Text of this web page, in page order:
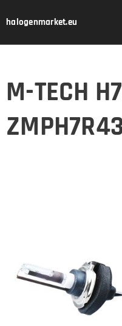
halogenmarket.eu
M-TECH
ZMPH7R43